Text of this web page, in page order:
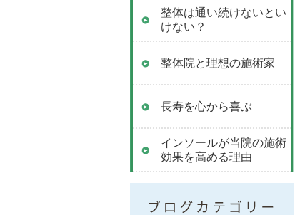
整体は通い続けないとい
けない？
整体院と理想の施術家
長寿を心から喜ぶ
インソールが当院の施術
効果を高める理由